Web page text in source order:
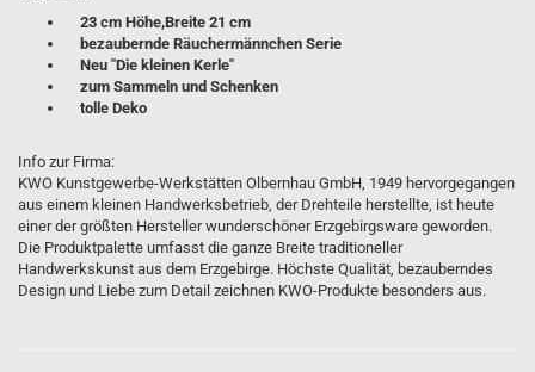
23 cm Höhe,Breite 21 cm
bezaubernde Räuchermännchen Serie
Neu "Die kleinen Kerle"
zum Sammeln und Schenken
tolle Deko
Info zur Firma:
KWO Kunstgewerbe-Werkstätten Olbernhau GmbH, 1949 hervorgegangen
aus einem kleinen Handwerksbetrieb, der Drehteile herstellte, ist heute
einer der größten Hersteller wunderschöner Erzgebirgsware geworden.
Die Produktpalette umfasst die ganze Breite traditioneller
Handwerkskunst aus dem Erzgebirge. Höchste Qualität, bezauberndes
Design und Liebe zum Detail zeichnen KWO-Produkte besonders aus.